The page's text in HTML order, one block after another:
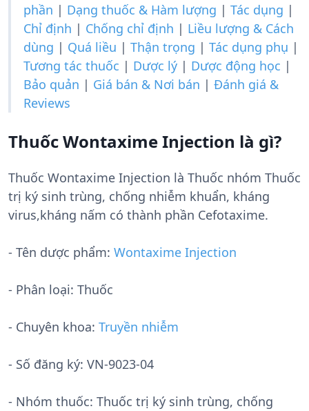
phần | Dạng thuốc & Hàm lượng | Tác dụng |
Chỉ định | Chống chỉ định | Liều lượng & Cách
dùng | Quá liều | Thận trọng | Tác dụng phụ |
Tương tác thuốc | Dược lý | Dược động học |
Bảo quản | Giá bán & Nơi bán | Đánh giá &
Reviews
Thuốc Wontaxime Injection là gì?
Thuốc Wontaxime Injection là Thuốc nhóm Thuốc
trị ký sinh trùng, chống nhiễm khuẩn, kháng
virus,kháng nấm có thành phần Cefotaxime.
- Tên dược phẩm: Wontaxime Injection
- Phân loại: Thuốc
- Chuyên khoa: Truyền nhiễm
- Số đăng ký: VN-9023-04
- Nhóm thuốc: Thuốc trị ký sinh trùng, chống